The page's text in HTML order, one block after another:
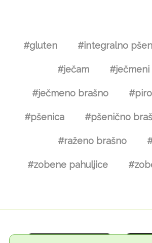
#gluten #integralno
#ječam #ječmeni
#ječmeno brašno
#pšenica #pšenično
#raženo brašno
#zobene pahuljice